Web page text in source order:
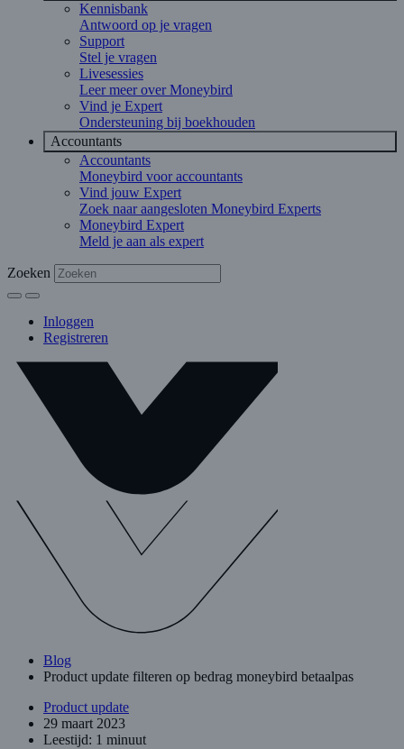
Kennisbank
Antwoord op je vragen
Support
Stel je vragen
Livesessies
Leer meer over Moneybird
Vind je Expert
Ondersteuning bij boekhouden
Accountants
Accountants
Moneybird voor accountants
Vind jouw Expert
Zoek naar aangesloten Moneybird Experts
Moneybird Expert
Meld je aan als expert
Zoeken
Inloggen
Registreren
Blog
Product update filteren op bedrag moneybird betaalpas
Product update
29 maart 2023
Leestijd: 1 minuut